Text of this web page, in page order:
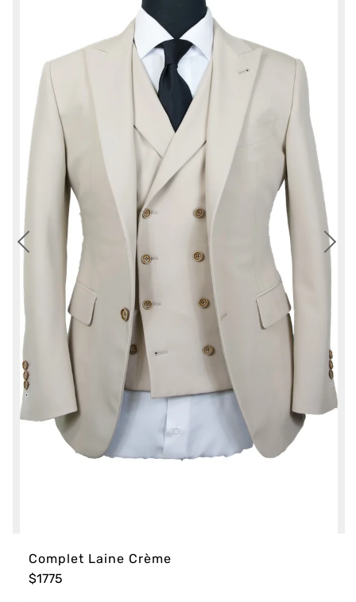
Complet Laine Crème
$1775